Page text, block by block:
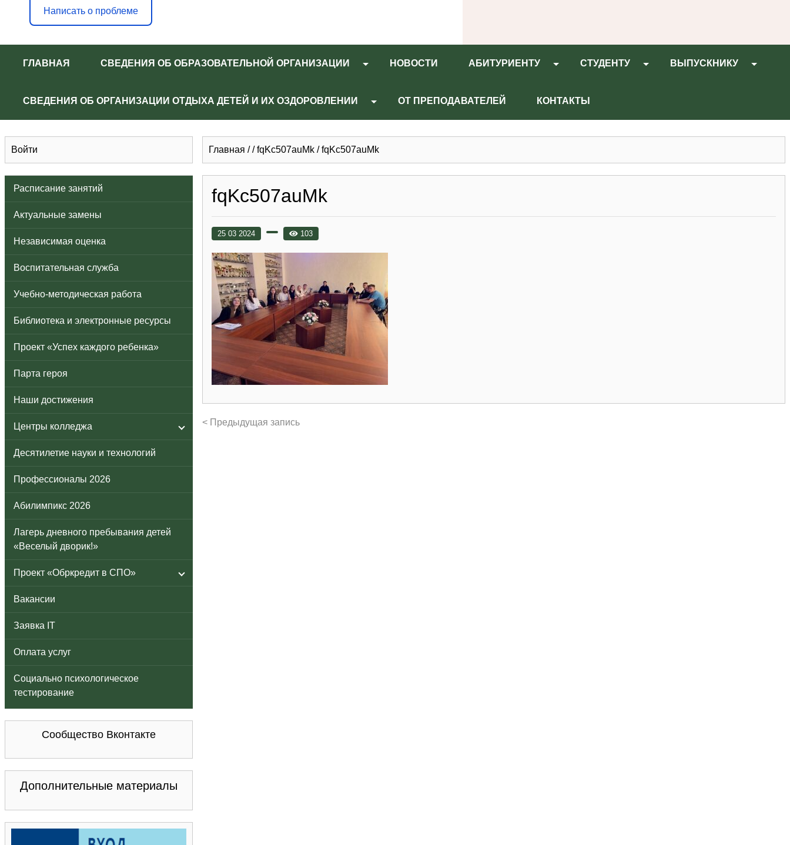
Написать о проблеме
ГЛАВНАЯ СВЕДЕНИЯ ОБ ОБРАЗОВАТЕЛЬНОЙ ОРГАНИЗАЦИИ НОВОСТИ АБИТУРИЕНТУ СТУДЕНТУ ВЫПУСКНИКУ
СВЕДЕНИЯ ОБ ОРГАНИЗАЦИИ ОТДЫХА ДЕТЕЙ И ИХ ОЗДОРОВЛЕНИИ ОТ ПРЕПОДАВАТЕЛЕЙ КОНТАКТЫ
Войти
Расписание занятий
Актуальные замены
Независимая оценка
Воспитательная служба
Учебно-методическая работа
Библиотека и электронные ресурсы
Проект «Успех каждого ребенка»
Парта героя
Наши достижения
Центры колледжа
Десятилетие науки и технологий
Профессионалы 2026
Абилимпикс 2026
Лагерь дневного пребывания детей
«Веселый дворик!»
Проект «Обркредит в СПО»
Вакансии
Заявка IT
Оплата услуг
Социально психологическое
тестирование
Сообщество Вконтакте
Дополнительные материалы
Главная //fqKc507auMk /fqKc507auMk
fqKc507auMk
25 03 2024 103
< Предыдущая запись